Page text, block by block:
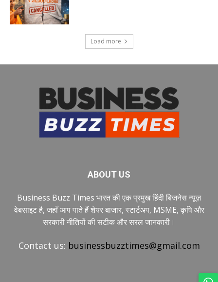
Load more
ABOUT US
Business Buzz Times भारत की एक प्रमुख हिंदी बिजनेस न्यूज़
वेबसाइट है, जहाँ आप पाते हैं शेयर बाजार, स्टार्टअप, MSME, कृषि और
सरकारी नीतियों की सटीक और सरल जानकारी।
Contact us: businessbuzztimes@gmail.com